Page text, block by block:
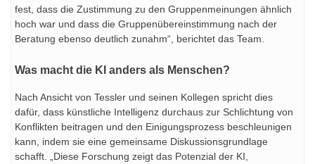
fest, dass die Zustimmung zu den Gruppenmeinungen ähnlich
hoch war und dass die Gruppenübereinstimmung nach der
Beratung ebenso deutlich zunahm“, berichtet das Team.
Was macht die KI anders als Menschen?
Nach Ansicht von Tessler und seinen Kollegen spricht dies
dafür, dass künstliche Intelligenz durchaus zur Schlichtung von
Konflikten beitragen und den Einigungsprozess beschleunigen
kann, indem sie eine gemeinsame Diskussionsgrundlage
schafft. „Diese Forschung zeigt das Potenzial der KI,